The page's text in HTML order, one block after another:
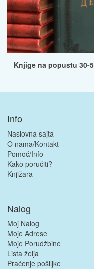
Knjige na popustu 30-
Info
Naslovna sajta
O nama/Kontakt
Pomoć/Info
Kako poručiti?
Knjižara
Nalog
Moj Nalog
Moje Adrese
Moje Porudžbine
Lista želja
Praćenje pošiljke